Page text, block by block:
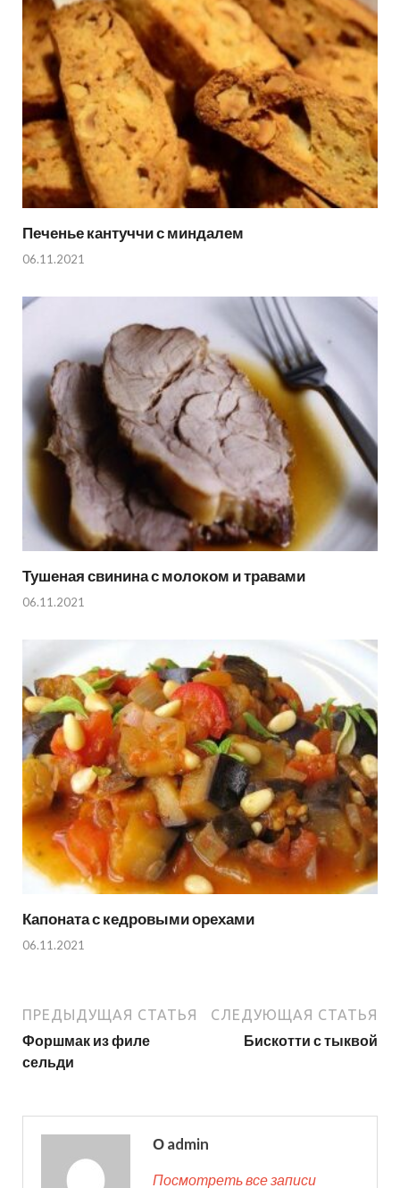
Печенье кантуччи с миндалем
06.11.2021
Тушеная свинина с молоком и травами
06.11.2021
Капоната с кедровыми орехами
06.11.2021
ПРЕДЫДУЩАЯ СТАТЬЯ
Форшмак из филе
сельди
СЛЕДУЮЩАЯ СТАТЬЯ
Бискотти с тыквой
О admin
Посмотреть все записи